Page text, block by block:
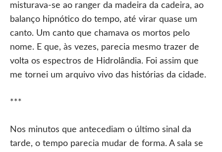
misturava-se ao ranger da madeira da cadeira, ao
balanço hipnótico do tempo, até virar quase um
canto. Um canto que chamava os mortos pelo
nome. E que, às vezes, parecia mesmo trazer de
volta os espectros de Hidrolândia. Foi assim que
me tornei um arquivo vivo das histórias da cidade.
***
Nos minutos que antecediam o último sinal da
tarde, o tempo parecia mudar de forma. A sala se